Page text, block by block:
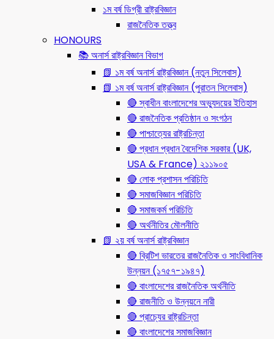
১ম বর্ষ ডিগ্রী রাষ্ট্রবিজ্ঞান
রাজনৈতিক তত্ত্ব
HONOURS
📚 অনার্স রাষ্ট্রবিজ্ঞান বিভাগ
📗 ১ম বর্ষ অনার্স রাষ্ট্রবিজ্ঞান (নতুন সিলেবাস)
📗 ১ম বর্ষ অনার্স রাষ্ট্রবিজ্ঞান (পুরাতন সিলেবাস)
🔴 স্বাধীন বাংলাদেশের অভ্যুদয়ের ইতিহাস
🔴 রাজনৈতিক প্রতিষ্ঠান ও সংগঠন
🔴 পাশ্চাত্যের রাষ্ট্রচিন্তা
🔴 প্রধান প্রধান বৈদেশিক সরকার (UK,
USA & France) ২১১৯০৫
🔴 লোক প্রশাসন পরিচিতি
🔴 সমাজবিজ্ঞান পরিচিতি
🔴 সমাজকর্ম পরিচিতি
🔴 অর্থনীতির মৌলনীতি
📗 ২য় বর্ষ অনার্স রাষ্ট্রবিজ্ঞান
🔴 ব্রিটিশ ভারতের রাজনৈতিক ও সাংবিধানিক
উন্নয়ন (১৭৫৭-১৯৪৭)
🔴 বাংলাদেশের রাজনৈতিক অর্থনীতি
🔴 রাজনীতি ও উন্নয়নে নারী
🔴 প্রাচ্যের রাষ্ট্রচিন্তা
🔴 বাংলাদেশের সমাজবিজ্ঞান